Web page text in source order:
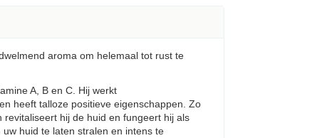
aroma om helemaal tot rust te
A, B en C. Hij werkt
heeft talloze positieve eigenschappen. Zo
hij de huid en fungeert hij als
huid te laten stralen en intens te